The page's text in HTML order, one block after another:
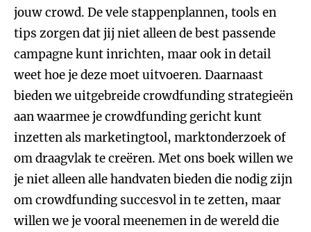
jouw crowd. De vele stappenplannen, tools en
tips zorgen dat jij niet alleen de best passende
campagne kunt inrichten, maar ook in detail
weet hoe je deze moet uitvoeren. Daarnaast
bieden we uitgebreide crowdfunding strategieën
aan waarmee je crowdfunding gericht kunt
inzetten als marketingtool, marktonderzoek of
om draagvlak te creëren. Met ons boek willen we
je niet alleen alle handvaten bieden die nodig zijn
om crowdfunding succesvol in te zetten, maar
willen we je vooral meenemen in de wereld die